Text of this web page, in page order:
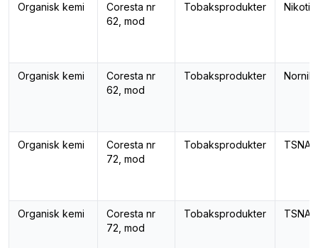
Organisk kemi
Coresta nr
62, mod
Tobaksprodukter Nikotin
Organisk kemi
Coresta nr
62, mod
Tobaksprodukter
Organisk kemi
Coresta nr
72, mod
Tobaksprodukter TSNA-
Organisk kemi
Coresta nr
72, mod
Tobaksprodukter TSNA-